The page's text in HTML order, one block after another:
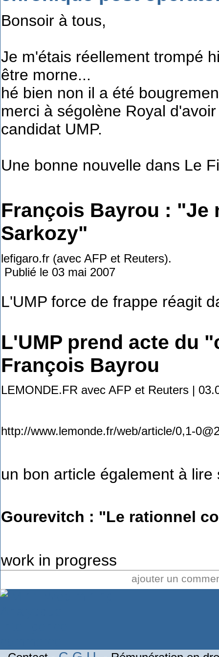
Bonsoir à tous,
Je m'étais réellement trompé
être morne...
hé bien non il a été
merci à ségolène Royal
candidat UMP.
Une bonne nouvelle dans Le
François Bayrou : "Je
Sarkozy"
lefigaro.fr (avec AFP et Reuters).
Publié le 03 mai 2007
L'UMP force de frappe réagit
L'UMP prend acte du
François Bayrou
LEMONDE.FR avec AFP et Reuters |
http://www.lemonde.fr/web/article/0,1-
un bon article également à
Gourevitch : "Le rationnel
work in progress
ajouter un